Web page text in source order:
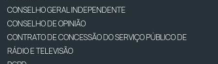
CONSELHO GERAL INDEPENDENTE
CONSELHO DE OPINIÃO
CONTRATO DE CONCESSÃO DO SERVIÇO PÚBLICO DE
RÁDIO E TELEVISÃO